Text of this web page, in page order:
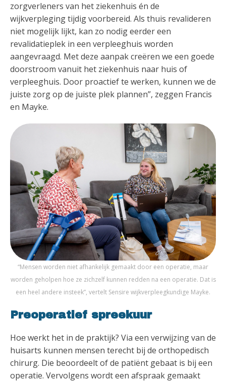
zorgverleners van het ziekenhuis én de
wijkverpleging tijdig voorbereid. Als thuis revalideren
niet mogelijk lijkt, kan zo nodig eerder een
revalidatieplek in een verpleeghuis worden
aangevraagd. Met deze aanpak creëren we een goede
doorstroom vanuit het ziekenhuis naar huis of
verpleeghuis. Door proactief te werken, kunnen we de
juiste zorg op de juiste plek plannen”, zeggen Francis
en Mayke.
“Mensen worden niet afhankelijk gemaakt door een operatie, maar
worden geholpen hoe ze zichzelf kunnen redden na een operatie. Dat is
een heel andere insteek”, vertelt Sensire wijkverpleegkundige Mayke.
Preoperatief spreekuur
Hoe werkt het in de praktijk? Via een verwijzing van de
huisarts kunnen mensen terecht bij de orthopedisch
chirurg. Die beoordeelt of de patiënt gebaat is bij een
operatie. Vervolgens wordt een afspraak gemaakt